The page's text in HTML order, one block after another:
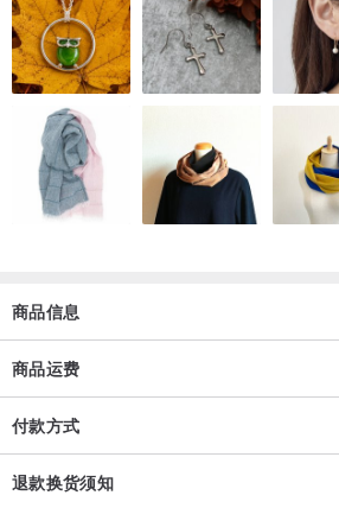
商品信息
商品运费
付款方式
退款换货须知